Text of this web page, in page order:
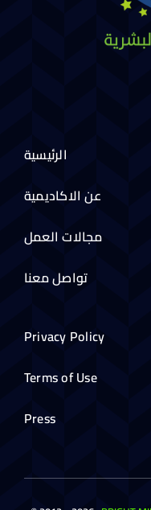
الرئيسية
عن الاكاديمية
مجالات العمل
تواصل معنا
Privacy Policy
Terms of Use
Press